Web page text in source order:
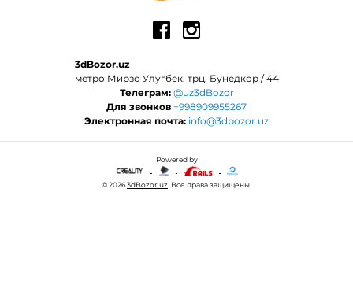
3dBozor.uz
метро Мирзо Улугбек, трц. Бунедкор / 44
Телеграм: @uz3dBozor
Для звонков +998909955267
Электронная почта: info@3dbozor.uz
Powered by
© 20263dBozor.uz . Все права защищены.